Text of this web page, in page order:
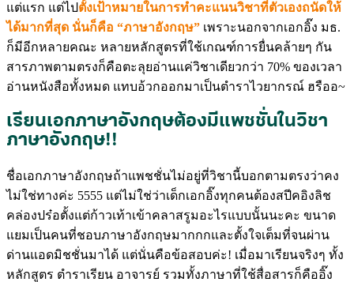
แต่แรก แต่ไปตั้งเป้าหมายในการทำคะแนนวิชาที่ตัวเองถนัดให้
ได้มากที่สุด นั่นก็คือ “ภาษาอังกฤษ” เพราะนอกจากเอกอิ๊ง มธ.
ก็มีอีกหลายคณะ หลายหลักสูตรที่ใช้เกณฑ์การยื่นคล้ายๆ กัน
สารภาพตามตรงก็คือตะลุยอ่านแค่วิชาเดียวกว่า 70% ของเวลา
อ่านหนังสือทั้งหมด แทบอ้วกออกมาเป็นตำราไวยากรณ์ ฮรืออ~
เรียนเอกภาษาอังกฤษต้องมีแพชชั่นในวิชา
ภาษาอังกฤษ!!
ชื่อเอกภาษาอังกฤษถ้าแพชชั่นไม่อยู่ที่วิชานี้บอกตามตรงว่าคง
ไม่ใช่ทางค่ะ 5555 แต่ไม่ใช่ว่าเด็กเอกอิ๊งทุกคนต้องสปีคอิงลิช
คล่องปร๋อตั้งแต่ก้าวเท้าเข้าคลาสรูมอะไรแบบนั้นนะคะ ขนาด
แยมเป็นคนที่ชอบภาษาอังกฤษมากกกและตั้งใจเต็มที่จนผ่าน
ด่านแอดมิชชั่นมาได้ แต่นั่นคือข้อสอบค่ะ! เมื่อมาเรียนจริงๆ ทั้ง
หลักสูตร ตำราเรียน อาจารย์ รวมทั้งภาษาที่ใช้สื่อสารก็คืออิ๊ง